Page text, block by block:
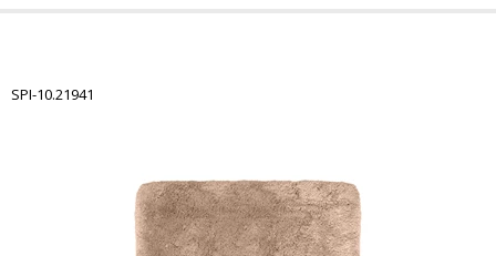
SPI-10.21941